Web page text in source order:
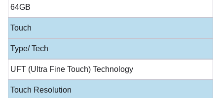
64GB
Touch
Type/ Tech
UFT (Ultra Fine Touch) Technology
Touch Resolution